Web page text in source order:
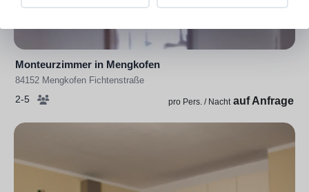
Monteurzimmer in Mengkofen
84152 Mengkofen Fichtenstraße
2-5 pro Pers. / Nacht auf Anfrage